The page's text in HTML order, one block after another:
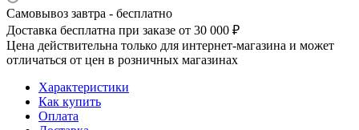
Самовывоз завтра - бесплатно
Доставка бесплатна при заказе от 30 000 ₽
Цена действительна только для интернет-магазина и может
отличаться от цен в розничных магазинах
Характеристики
Как купить
Оплата